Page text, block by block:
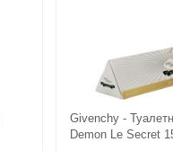
Givenchy -
Demon Le Secret